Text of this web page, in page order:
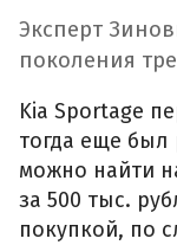
Эксперт
поколения
Kia Sportage
тогда еще
можно найти
за 500 тыс.
покупкой, по